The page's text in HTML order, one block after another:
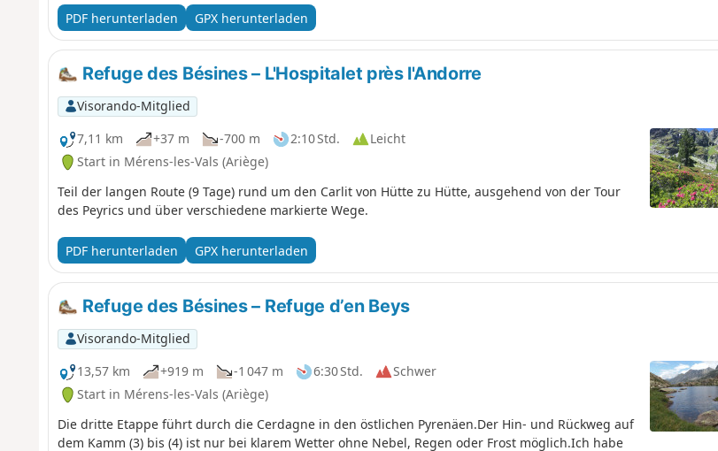
PDF herunterladen GPX herunterladen
Refuge des Bésines – L'Hospitalet près l'Andorre
Visorando-Mitglied
7,11 km
+37 m -700 m 2:10 Std.
Leicht
Start in Mérens-les-Vals (Ariège)
Teil der langen Route (9 Tage) rund um den Carlit von Hütte zu Hütte, ausgehend von der Tour
des Peyrics und über verschiedene markierte Wege.
PDF herunterladen GPX herunterladen
Refuge des Bésines – Refuge d’en Beys
Visorando-Mitglied
13,57 km
+919 m -1 047 m 6:30 Std.
Schwer
Start in Mérens-les-Vals (Ariège)
Die dritte Etappe führt durch die Cerdagne in den östlichen Pyrenäen.Der Hin- und Rückweg auf
dem Kamm (3) bis (4) ist nur bei klarem Wetter ohne Nebel, Regen oder Frost möglich.Ich habe